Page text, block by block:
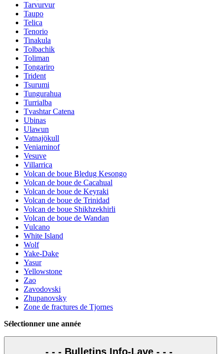
Tarvurvur
Taupo
Telica
Tenorio
Tinakula
Tolbachik
Toliman
Tongariro
Trident
Tsurumi
Tungurahua
Turrialba
Tvashtar Catena
Ubinas
Ulawun
Vatnajökull
Veniaminof
Vesuve
Villarrica
Volcan de boue Bledug Kesongo
Volcan de boue de Cacahual
Volcan de boue de Keyraki
Volcan de boue de Trinidad
Volcan de boue Shikhzekhirli
Volcan de boue de Wandan
Vulcano
White Island
Wolf
Yake-Dake
Yasur
Yellowstone
Zao
Zavodovski
Zhupanovsky
Zone de fractures de Tjornes
Sélectionner une année
- - - Bulletins Info-Lave - - -